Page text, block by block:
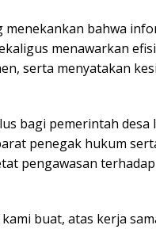
menekankan bahwa
menawarkan
serta menyatakan
bagi pemerintah desa
penegak hukum
pengawasan
buat, atas kerja